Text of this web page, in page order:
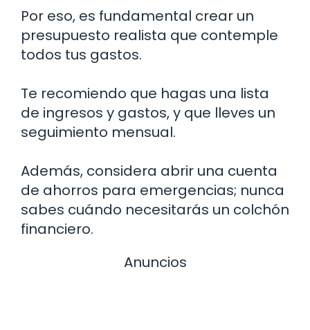
Por eso, es fundamental crear un
presupuesto realista que contemple
todos tus gastos.
Te recomiendo que hagas una lista
de ingresos y gastos, y que lleves un
seguimiento mensual.
Además, considera abrir una cuenta
de ahorros para emergencias; nunca
sabes cuándo necesitarás un colchón
financiero.
Anuncios